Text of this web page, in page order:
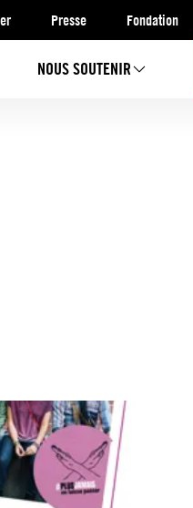
Presse Fondation
NOUS SOUTENIR